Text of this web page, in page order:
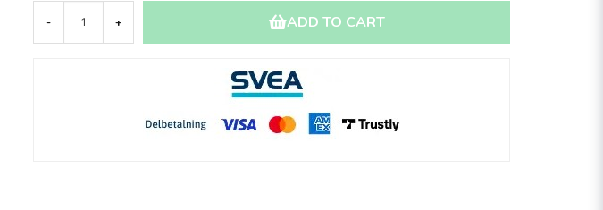
- + ADD TO CART